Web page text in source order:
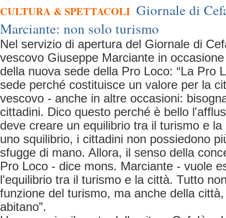
CULTURA & SPETTACOLI Giornale di
Marciante: non solo turismo
Nel servizio di apertura del Giornale di
vescovo Giuseppe Marciante in
della nuova sede della Pro Loco: “La Pro
sede perché costituisce un valore per la
vescovo - anche in altre occasioni:
cittadini. Dico questo perché è bello
deve creare un equilibrio tra il turismo e
uno squilibrio, i cittadini non possiedono
sfugge di mano. Allora, il senso della
Pro Loco - dice mons. Marciante - vuole
l'equilibrio tra il turismo e la città. Tutto
funzione del turismo, ma anche della
abitano”.